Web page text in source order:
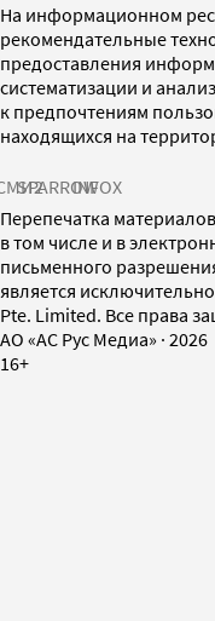
На информационном
рекомендательные
предоставления
систематизации и
к предпочтениям
находящихся на
SPARROWINFOX
Перепечатка
в том числе и в
письменного
является
Pte. Limited. Все права
AO «АС Рус Медиа» · 2026
16+